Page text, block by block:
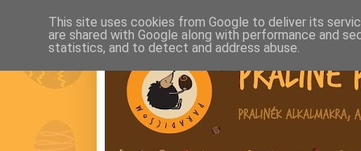
This site uses cookies from Google to deliver its
are shared with Google along with performance and
statistics, and to detect and address abuse.